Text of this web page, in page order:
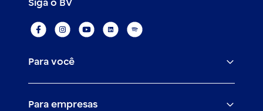
Siga o BV
Para você
Para empresas